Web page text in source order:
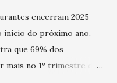
encerram 2025
início do próximo ano.
que 69% dos
mais no 1º trimestre de